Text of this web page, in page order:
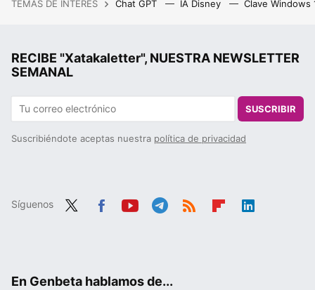
TEMAS DE INTERÉS Chat GPT IA Disney Clave Windows
RECIBE "Xatakaletter", NUESTRA NEWSLETTER
SEMANAL
SUSCRIBIR
Suscribiéndote aceptas nuestra política de privacidad
Síguenos
En Genbeta hablamos de...